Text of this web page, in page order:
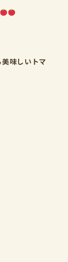
味しいトマ